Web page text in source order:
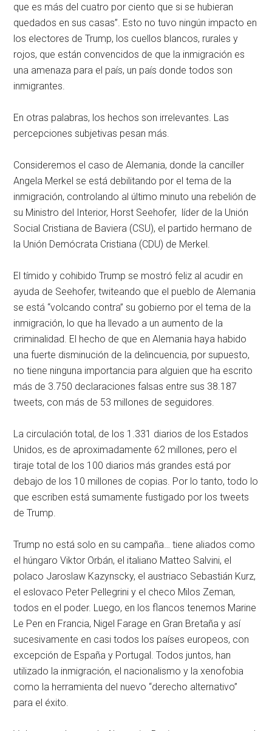
que es más del cuatro por ciento que si se hubieran
quedados en sus casas”. Esto no tuvo ningún impacto en
los electores de Trump, los cuellos blancos, rurales y
rojos, que están convencidos de que la inmigración es
una amenaza para el país, un país donde todos son
inmigrantes.
En otras palabras, los hechos son irrelevantes. Las
percepciones subjetivas pesan más.
Consideremos el caso de Alemania, donde la canciller
Angela Merkel se está debilitando por el tema de la
inmigración, controlando al último minuto una rebelión de
su Ministro del Interior, Horst Seehofer, líder de la Unión
Social Cristiana de Baviera (CSU), el partido hermano de
la Unión Demócrata Cristiana (CDU) de Merkel.
El tímido y cohibido Trump se mostró feliz al acudir en
ayuda de Seehofer, twiteando que el pueblo de Alemania
se está “volcando contra” su gobierno por el tema de la
inmigración, lo que ha llevado a un aumento de la
criminalidad. El hecho de que en Alemania haya habido
una fuerte disminución de la delincuencia, por supuesto,
no tiene ninguna importancia para alguien que ha escrito
más de 3.750 declaraciones falsas entre sus 38.187
tweets, con más de 53 millones de seguidores.
La circulación total, de los 1.331 diarios de los Estados
Unidos, es de aproximadamente 62 millones, pero el
tiraje total de los 100 diarios más grandes está por
debajo de los 10 millones de copias. Por lo tanto, todo lo
que escriben está sumamente fustigado por los tweets
de Trump.
Trump no está solo en su campaña… tiene aliados como
el húngaro Viktor Orbán, el italiano Matteo Salvini, el
polaco Jaroslaw Kazynscky, el austriaco Sebastián Kurz,
el eslovaco Peter Pellegrini y el checo Milos Zeman,
todos en el poder. Luego, en los flancos tenemos Marine
Le Pen en Francia, Nigel Farage en Gran Bretaña y así
sucesivamente en casi todos los países europeos, con
excepción de España y Portugal. Todos juntos, han
utilizado la inmigración, el nacionalismo y la xenofobia
como la herramienta del nuevo “derecho alternativo”
para el éxito.